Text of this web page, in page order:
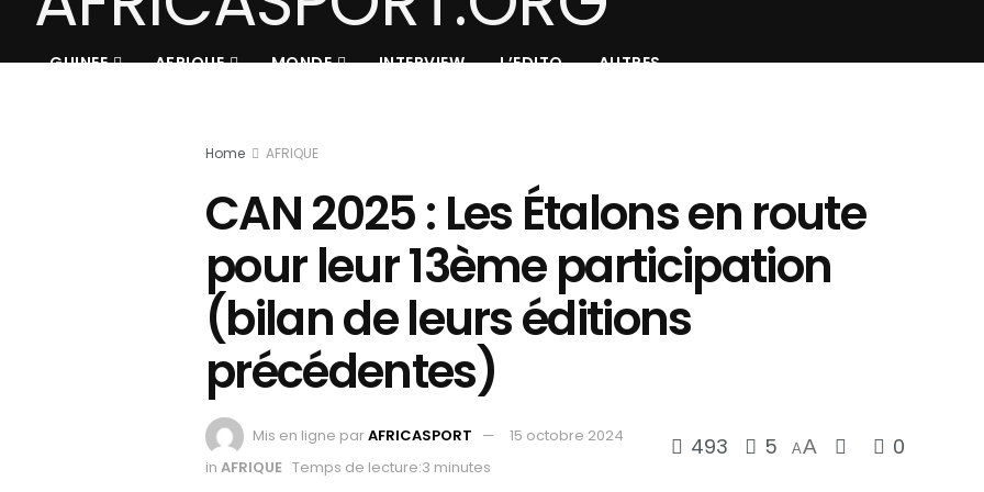
GUINEE AFRIQUE MONDE INTERVIEW L’EDITO AUTRES
Home AFRIQUE
CAN 2025 : Les Étalons en route
pour leur 13ème participation
(bilan de leurs éditions
précédentes)
Mis en ligne parAFRICASPORT
15 octobre 2024
in AFRIQUE Temps de lecture:3 minutes
493 5 AA 0